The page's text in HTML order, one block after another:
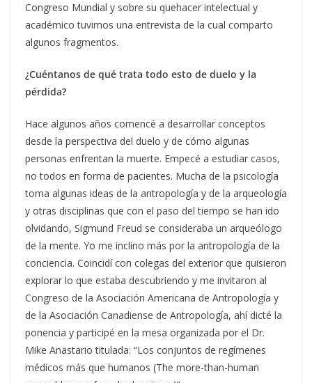
Congreso Mundial y sobre su quehacer intelectual y
académico tuvimos una entrevista de la cual comparto
algunos fragmentos.
¿Cuéntanos de qué trata todo esto de duelo y la
pérdida?
Hace algunos años comencé a desarrollar conceptos
desde la perspectiva del duelo y de cómo algunas
personas enfrentan la muerte. Empecé a estudiar casos,
no todos en forma de pacientes. Mucha de la psicología
toma algunas ideas de la antropología y de la arqueología
y otras disciplinas que con el paso del tiempo se han ido
olvidando, Sigmund Freud se consideraba un arqueólogo
de la mente. Yo me inclino más por la antropología de la
conciencia. Coincidí con colegas del exterior que quisieron
explorar lo que estaba descubriendo y me invitaron al
Congreso de la Asociación Americana de Antropología y
de la Asociación Canadiense de Antropología, ahí dicté la
ponencia y participé en la mesa organizada por el Dr.
Mike Anastario titulada: “Los conjuntos de regímenes
médicos más que humanos (The more-than-human